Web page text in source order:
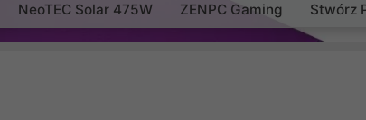
NeoTEC Solar 475W ZENPC Gaming Stwórz